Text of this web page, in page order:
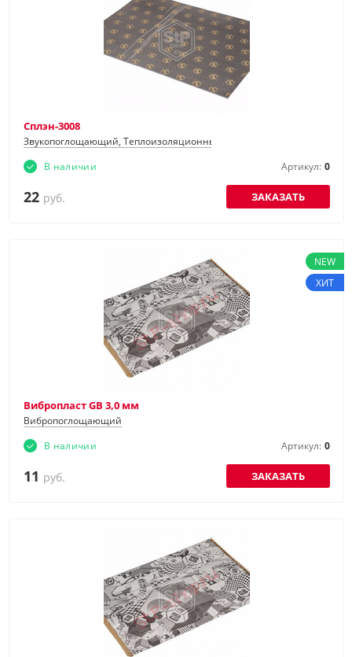
Сплэн-3008
Звукопоглощающий, Теплоизоляционный
В наличии
Артикул: 0
22 руб. ЗАКАЗАТЬ
NEW
ХИТ
Вибропласт GB 3,0 мм
Вибропоглощающий
В наличии
Артикул: 0
11 руб. ЗАКАЗАТЬ